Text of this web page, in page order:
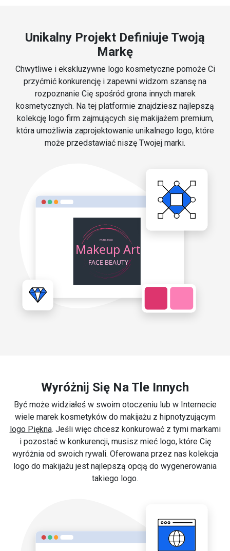
Unikalny Projekt Definiuje Twoją
Markę
Chwytliwe i ekskluzywne logo kosmetyczne pomoże Ci
przyćmić konkurencję i zapewni widzom szansę na
rozpoznanie Cię spośród grona innych marek
kosmetycznych. Na tej platformie znajdziesz najlepszą
kolekcję logo firm zajmujących się makijażem premium,
która umożliwia zaprojektowanie unikalnego logo, które
może przedstawiać niszę Twojej marki.
Wyróżnij Się Na Tle Innych
Być może widziałeś w swoim otoczeniu lub w Internecie
wiele marek kosmetyków do makijażu z hipnotyzującym
logo Piękna. Jeśli więc chcesz konkurować z tymi markami
i pozostać w konkurencji, musisz mieć logo, które Cię
wyróżnia od swoich rywali. Oferowana przez nas kolekcja
logo do makijażu jest najlepszą opcją do wygenerowania
takiego logo.